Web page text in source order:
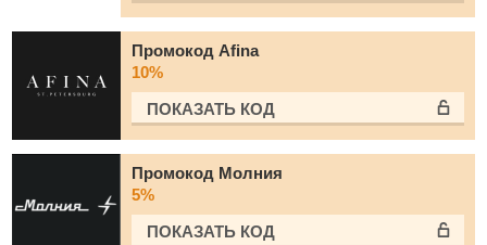
Промокод Afina
10%
ПОКАЗАТЬ КОД
Промокод Молния
5%
ПОКАЗАТЬ КОД